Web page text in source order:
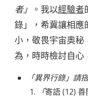
者」
。我以經驗者
錄」，希冀讓相應
小，敬畏宇宙奧秘
為，時時檢討自心
「異界行錄」請
「寄語 (12)